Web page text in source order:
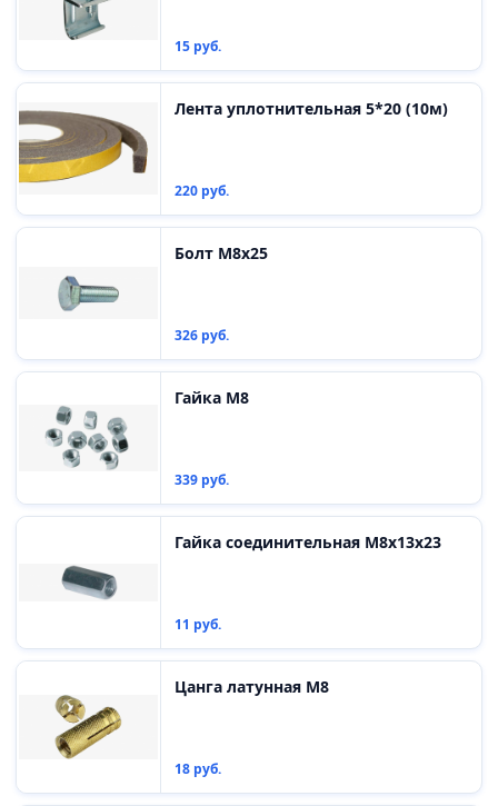
15 руб.
Лента уплотнительная 5*20 (10м)
220 руб.
Болт М8х25
326 руб.
Гайка М8
339 руб.
Гайка соединительная М8х13х23
11 руб.
Цанга латунная М8
18 руб.